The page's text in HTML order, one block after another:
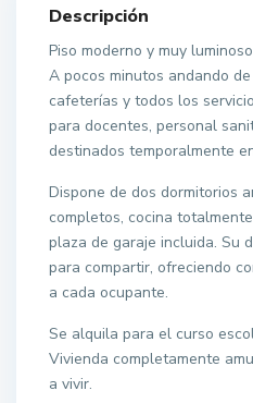
Descripción
Piso moderno y muy
A pocos minutos andando
cafeterías y todos los
para docentes, personal
destinados temporalmente
Dispone de dos dormitorios
completos, cocina
plaza de garaje incluida. Su
para compartir, ofreciendo
a cada ocupante.
Se alquila para el curso
Vivienda completamente
a vivir.